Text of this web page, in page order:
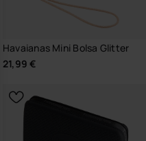
Havaianas Mini Bolsa Glitter
21,99 €